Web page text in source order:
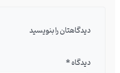
دیدگاهتان را بنویسید
دیدگاه*